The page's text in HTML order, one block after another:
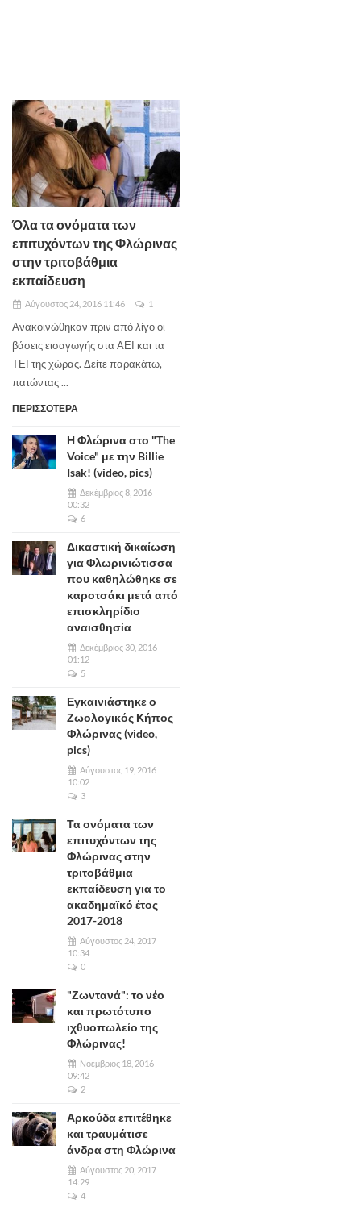
Όλα τα ονόματα των
επιτυχόντων της Φλώρινας
στην τριτοβάθμια
εκπαίδευση
Αύγουστος 24, 2016 11:46 1
Ανακοινώθηκαν πριν από λίγο οι
βάσεις εισαγωγής στα ΑΕΙ και τα
ΤΕΙ της χώρας. Δείτε παρακάτω,
πατώντας ...
ΠΕΡΙΣΣΟΤΕΡΑ
Η Φλώρινα στο "The
Voice" με την Billie
Isak! (video, pics)
Δεκέμβριος 8, 2016
00:32
6
Δικαστική δικαίωση
για Φλωρινιώτισσα
που καθηλώθηκε σε
καροτσάκι μετά από
επισκληρίδιο
αναισθησία
Δεκέμβριος 30, 2016
01:12
5
Εγκαινιάστηκε ο
Ζωολογικός Κήπος
Φλώρινας (video,
pics)
Αύγουστος 19, 2016
10:02
3
Τα ονόματα των
επιτυχόντων της
Φλώρινας στην
τριτοβάθμια
εκπαίδευση για το
ακαδημαϊκό έτος
2017-2018
Αύγουστος 24, 2017
10:34
0
"Ζωντανά": το νέο
και πρωτότυπο
ιχθυοπωλείο της
Φλώρινας!
Νοέμβριος 18, 2016
09:42
2
Αρκούδα επιτέθηκε
και τραυμάτισε
άνδρα στη Φλώρινα
Αύγουστος 20, 2017
14:29
4